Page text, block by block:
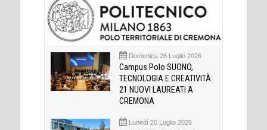
Domenica 26 Luglio 2026
Campus Polo SUONO,
TECNOLOGIA E CREATIVITÀ:
21 NUOVI LAUREATI A
CREMONA
Lunedì 20 Luglio 2026